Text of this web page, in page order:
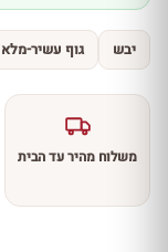
יבש גוף עשיר-מלא
משלוח מהיר עד הבית